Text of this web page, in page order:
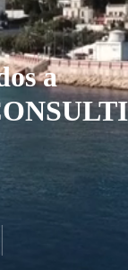
a
francó